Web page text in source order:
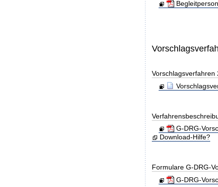
G-DRG-
Download-Hilfe?
Formulare G-DRG-
G-DRG-